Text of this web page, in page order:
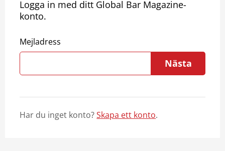
Logga in med ditt Global Bar Magazine-
konto.
Mejladress
Nästa
Har du inget konto?Skapa ett konto.